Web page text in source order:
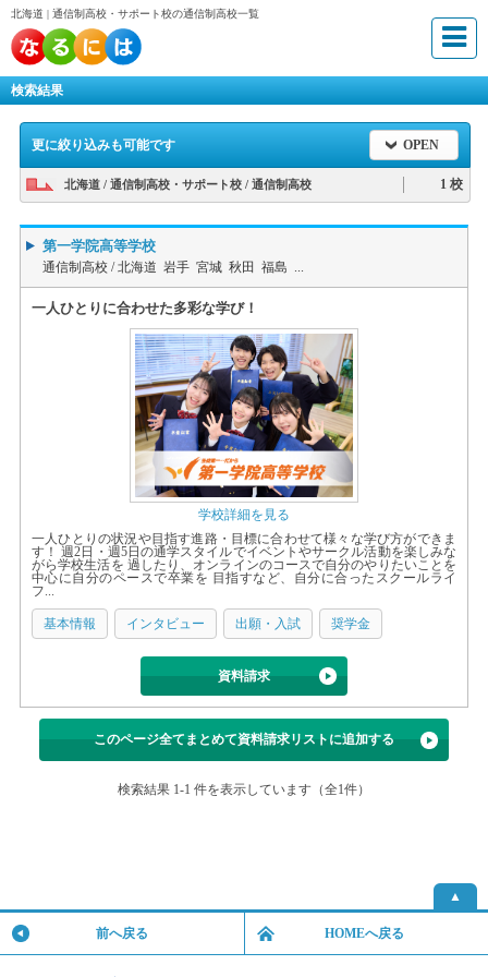
北海道 | 通信制高校・サポート校の通信制高校一覧
検索結果
更に絞り込みも可能です OPEN
北海道 / 通信制高校・サポート校 / 通信制高校 1 校
第一学院高等学校
通信制高校 /北海道 岩手 宮城 秋田 福島 ...
一人ひとりに合わせた多彩な学び！
学校詳細を見る
一人ひとりの状況や目指す進路・目標に合わせて様々な学び方ができま
す！ 週2日・週5日の通学スタイルでイベントやサークル活動を楽しみな
がら学校生活を 過したり、オンラインのコースで自分のやりたいことを
中心に自分のペースで卒業を 目指すなど、自分に合ったスクールライ
フ...
基本情報 インタビュー 出願・入試 奨学金
資料請求
このページ全てまとめて資料請求リストに追加する
検索結果 1-1 件を表示しています（全1件）
▲
前へ戻る HOMEへ戻る